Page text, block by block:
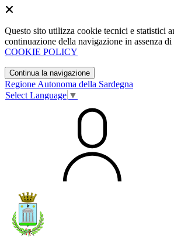
Questo sito utilizza cookie tecnici e statistici
continuazione della navigazione in assenza
COOKIE POLICY
Continua la navigazione
Regione Autonoma della Sardegna
Select Language ▼